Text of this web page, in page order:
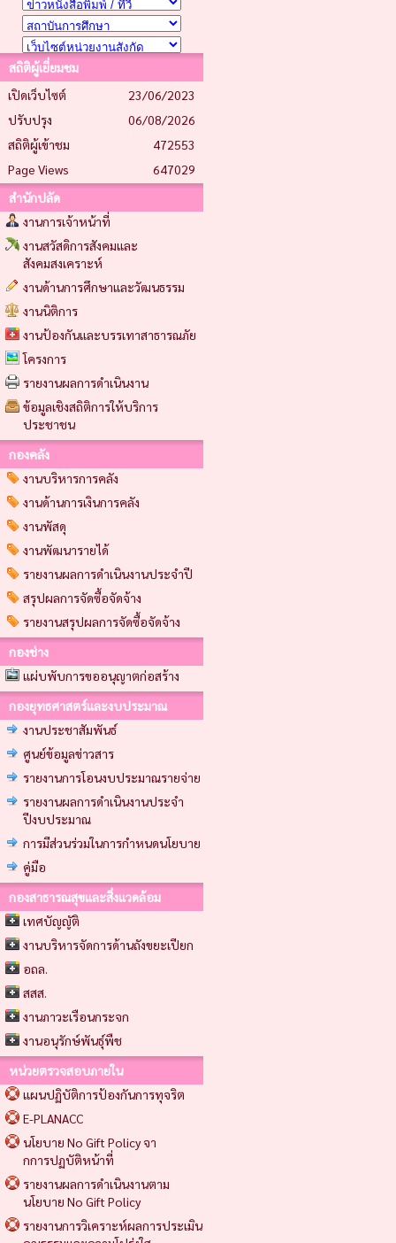
สถิติผู้เยี่ยมชม
เปิดเว็บไซต์
23/06/2023
ปรับปรุง
06/08/2026
สถิติผู้เข้าชม
472553
Page Views
647029
สำนักปลัด
งานการเจ้าหน้าที่
งานสวัสดิการสังคมและ
สังคมสงเคราะห์
งานด้านการศึกษาและวัฒนธรรม
งานนิติการ
งานป้องกันและบรรเทาสาธารณภัย
โครงการ
รายงานผลการดำเนินงาน
ข้อมูลเชิงสถิติการให้บริการ
ประชาชน
กองคลัง
งานบริหารการคลัง
งานด้านการเงินการคลัง
งานพัสดุ
งานพัฒนารายได้
รายงานผลการดำเนินงานประจำปี
สรุปผลการจัดซื้อจัดจ้าง
รายงานสรุปผลการจัดซื้อจัดจ้าง
กองช่าง
แผ่บพับการขออนุญาตก่อสร้าง
กองยุทธศาสตร์และงบประมาณ
งานประชาสัมพันธ์
ศูนย์ข้อมูลข่าวสาร
รายงานการโอนงบประมาณรายจ่าย
รายงานผลการดำเนินงานประจำ
ปีงบประมาณ
การมีส่วนร่วมในการกำหนดนโยบาย
คู่มือ
กองสาธารณสุขและสิ่งแวดล้อม
เทศบัญญัติ
งานบริหารจัดการด้านถังขยะเปียก
อถล.
สสส.
งานภาวะเรือนกระจก
งานอนุรักษ์พันธุ์พืช
หน่วยตรวจสอบภายใน
แผนปฏิบัติการป้องกันการทุจริต
E-PLANACC
นโยบาย No Gift Policy จา
กการปฏบัติหน้าที่
รายงานผลการดำเนินงานตาม
นโยบาย No Gift Policy
รายงานการวิเคราะห์ผลการประเมิน